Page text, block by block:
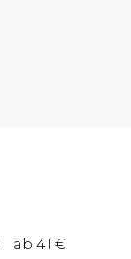
ab 41 €